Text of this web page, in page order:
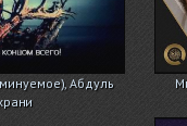
Абдуль